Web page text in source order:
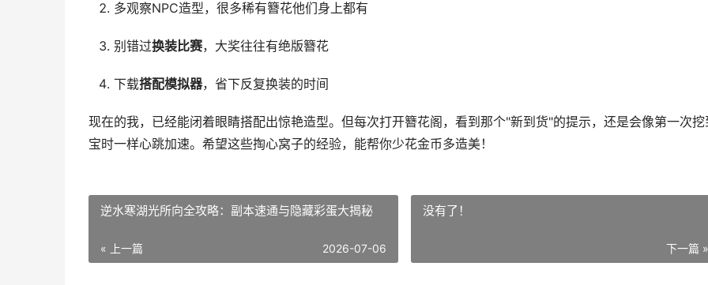
多观察NPC造型，很多稀有簪花他们身上都有
别错过换装比赛，大奖往往有绝版簪花
下载搭配模拟器，省下反复换装的时间
现在的我，已经能闭着眼睛搭配出惊艳造型。但每次打开簪花阁，看到那个"新到货"的提示，还是会像第一次挖
宝时一样心跳加速。希望这些掏心窝子的经验，能帮你少花金币多造美！
逆水寒湖光所向全攻略：副本速通与隐藏彩蛋大揭秘
« 上一篇 2026-07-06
没有了！
下一篇 »